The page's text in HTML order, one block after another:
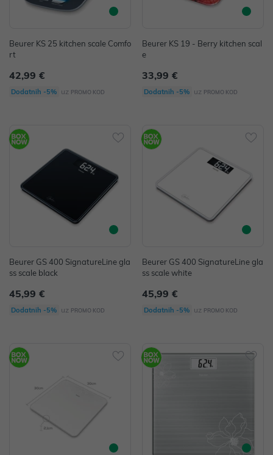
Beurer KS 25 kitchen scale Comfo
rt
42,99 €
Dodatnih -5% uz PROMO KOD
Beurer KS 19 - Berry kitchen scal
e
33,99 €
Dodatnih -5% uz PROMO KOD
Beurer GS 400 SignatureLine gla
ss scale black
45,99 €
Dodatnih -5% uz PROMO KOD
Beurer GS 400 SignatureLine gla
ss scale white
45,99 €
Dodatnih -5% uz PROMO KOD